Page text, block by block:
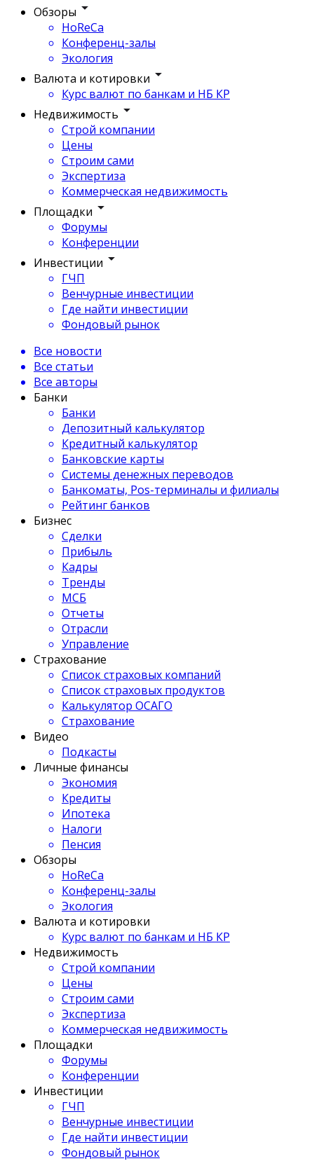
Обзоры
HoReCa
Конференц-залы
Экология
Валюта и котировки
Курс валют по банкам и НБ КР
Недвижимость
Строй компании
Цены
Строим сами
Экспертиза
Коммерческая недвижимость
Площадки
Форумы
Конференции
Инвестиции
ГЧП
Венчурные инвестиции
Где найти инвестиции
Фондовый рынок
Все новости
Все статьи
Все авторы
Банки
Банки
Депозитный калькулятор
Кредитный калькулятор
Банковские карты
Системы денежных переводов
Банкоматы, Pos-терминалы и филиалы
Рейтинг банков
Бизнес
Сделки
Прибыль
Кадры
Тренды
МСБ
Отчеты
Отрасли
Управление
Страхование
Список страховых компаний
Список страховых продуктов
Калькулятор ОСАГО
Страхование
Видео
Подкасты
Личные финансы
Экономия
Кредиты
Ипотека
Налоги
Пенсия
Обзоры
HoReCa
Конференц-залы
Экология
Валюта и котировки
Курс валют по банкам и НБ КР
Недвижимость
Строй компании
Цены
Строим сами
Экспертиза
Коммерческая недвижимость
Площадки
Форумы
Конференции
Инвестиции
ГЧП
Венчурные инвестиции
Где найти инвестиции
Фондовый рынок